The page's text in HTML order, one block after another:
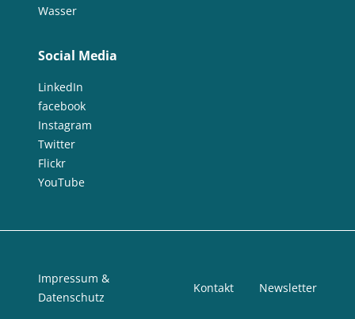
Wasser
Social Media
LinkedIn
facebook
Instagram
Twitter
Flickr
YouTube
Impressum &
Datenschutz
Kontakt Newsletter